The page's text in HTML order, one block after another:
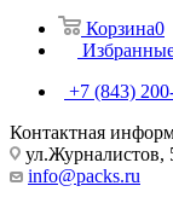
Корзина0
+7 (843)
Контактная
ул.Журналистов,
info@packs.ru